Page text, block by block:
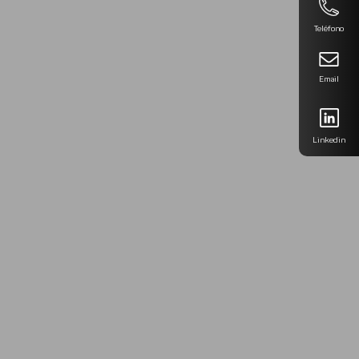
Teléfono
Email
Linkedin